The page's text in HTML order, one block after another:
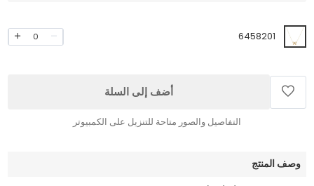
6458201
0
أضف إلى السلة
التفاصيل والصور متاحة للتنزيل على الكمبيوتر
وصف المنتج